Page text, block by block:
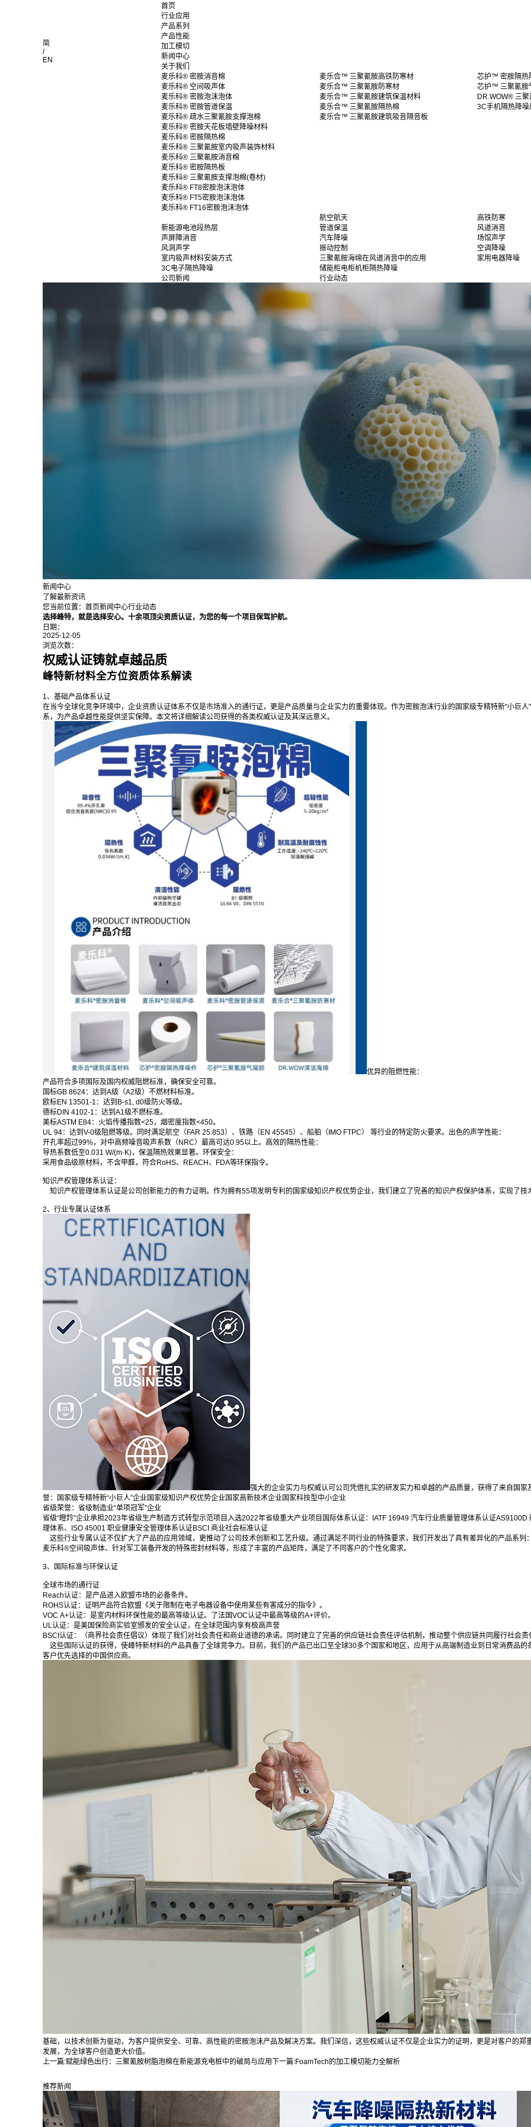
简
/
EN
首页
行业应用
产品系列
产品性能
加工模切
新闻中心
关于我们
麦乐科® 密胺消音棉
麦乐科® 空间吸声体
麦乐科® 密胺泡沫泡体
麦乐科® 密胺管道保温
麦乐科® 疏水三聚氰胺支撑泡棉
麦乐科® 密胺天花板墙壁降噪材料
麦乐科® 密胺隔热棉
麦乐科® 三聚氰胺室内吸声装饰材料
麦乐科® 三聚氰胺消音棉
麦乐科® 密胺隔热板
麦乐科® 三聚氰胺支撑泡棉(卷材)
麦乐科® FT8密胺泡沫泡体
麦乐科® FT5密胺泡沫泡体
麦乐科® FT16密胺泡沫泡体
麦乐合™ 三聚氰胺高铁防寒材
麦乐合™ 三聚氰胺防寒材
麦乐合™ 三聚氰胺建筑保温材料
麦乐合™ 三聚氰胺隔热棉
麦乐合™ 三聚氰胺建筑吸音隔音板
芯护™ 密胺隔热
芯护™ 三聚氰胺
DR.WOW® 三
3C手机隔热降噪
航空航天
高铁防寒
新能源电池段热层
管道保温
风道消音
声屏障消音
汽车降噪
场馆声学
风洞声学
振动控制
空调降噪
室内吸声材料安装方式
三聚氰胺海绵在风道消音中的应用
家用电器降噪
3C电子隔热降噪
储能柜电柜机柜隔热降噪
公司新闻
行业动态
新闻中心
了解最新资讯
您当前位置： 首页新闻中心行业动态
选择峰特，就是选择安心。十余项顶尖资质认证，为您的每一个项目保驾护航。
日期：
2025-12-05
浏览次数：
权威认证铸就卓越品质
峰特新材料全方位资质体系解读
1、基础产品体系认证
在当今全球化竞争环境中，企业资质认证体系不仅是市场准入的通行证，更是产品质量与企业实力的重要体现。作为密胺泡沫行业的国家级专精特新"小巨
系，为产品卓越性能提供坚实保障。本文将详细解读公司获得的各类权威认证及其深远意义。
优异的阻燃性能：
产品符合多项国际及国内权威阻燃标准，确保安全可靠。
国标GB 8624：达到A级（A2级）不燃材料标准。
欧标EN 13501-1：达到B-s1, d0级防火等级。
德标DIN 4102-1：达到A1级不燃标准。
美标ASTM E84：火焰传播指数<25，烟密度指数<450。
UL 94：达到V-0级阻燃等级。同时满足航空（FAR 25.853）、铁路（EN 45545）、船舶（IMO FTPC） 等行业的特定防火要求。出色的声学性能：
开孔率超过99%，对中高频噪音吸声系数（NRC）最高可达0.95以上。高效的隔热性能：
导热系数低至0.031 W/(m·K)，保温隔热效果显著。环保安全：
采用食品级原材料，不含甲醛，符合RoHS、REACH、FDA等环保指令。
知识产权管理体系认证：
知识产权管理体系认证是公司创新能力的有力证明。作为拥有55项发明专利的国家级知识产权优势企业，我们建立了完善的知识产权保护体系，实现了技
2、行业专属认证体系
强大的企业实力与权威认可公司凭借扎实的研发实力和卓越的产品质量，获得了来自国
誉：国家级专精特新“小巨人”企业国家级知识产权优势企业国家高新技术企业国家科技型中小企业
省级荣誉：省级制造业“单项冠军”企业
省级“瞪羚”企业承担2023年省级生产制造方式转型示范项目入选2022年省级重大产业项目国际体系认证：IATF 16949 汽车行业质量管理体系认证
理体系、ISO 45001 职业健康安全管理体系认证BSCI 商业社会标准认证
这些行业专属认证不仅扩大了产品的应用领域，更推动了公司技术创新和工艺升级。通过满足不同行业的特殊要求，我们开发出了具有差异化的产品系
麦乐科®空间吸声体、针对军工装备开发的特殊密封材料等，形成了丰富的产品矩阵，满足了不同客户的个性化需求。
3、国际标准与环保认证
全球市场的通行证
Reach认证：是产品进入欧盟市场的必备条件。
ROHS认证：证明产品符合欧盟《关于限制在电子电器设备中使用某些有害成分的指令》。
VOC A+认证：是室内材料环保性能的最高等级认证。了法国VOC认证中最高等级的A+评价。
UL认证：是美国保险商实验室颁发的安全认证，在全球范围内享有极高声誉
BSCI认证：（商界社会责任倡议）体现了我们对社会责任和商业道德的承诺。同时建立了完善的供应链社会责任评估机制，推动整个供应链共同履行社会责
这些国际认证的获得，使峰特新材料的产品具备了全球竞争力。目前，我们的产品已出口至全球30多个国家和地区，应用于从高端制造业到日常消费品
客户优先选择的中国供应商。
基础，以技术创新为驱动，为客户提供安全、可靠、高性能的密胺泡沫产品及解决方案。我们深信，这些权威认证不仅是企业实力的证明，更是对客户的
发展，为全球客户创造更大价值。
上一篇:赋能绿色出行：三聚氰胺树脂泡棉在新能源充电桩中的破局与应用 下一篇:FoamTech的加工模切能力全解析
推荐新闻